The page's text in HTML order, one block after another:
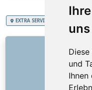
und
Ihnen
EXTRA SERVICES